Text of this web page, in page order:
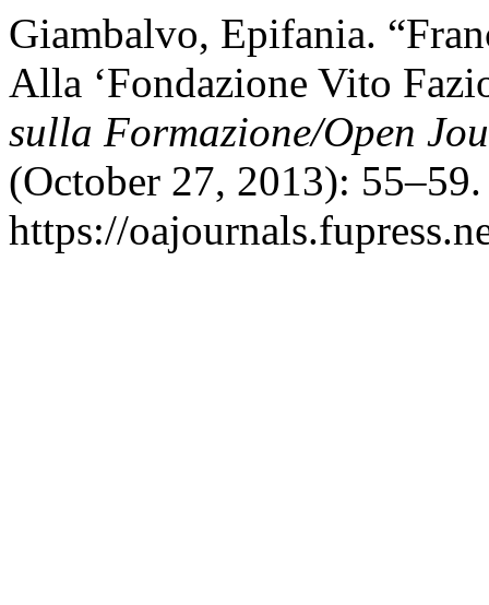
Giambalvo, Epifania.
Alla ‘Fondazione Vito
sulla Formazione/Open
(October 27, 2013):
https://